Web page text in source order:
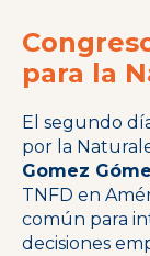
para la
El segundo
por la
Gomez
TNFD en
común para
decisiones